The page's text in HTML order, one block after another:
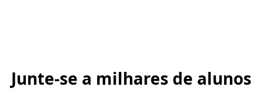
Junte-se a milhares de alunos